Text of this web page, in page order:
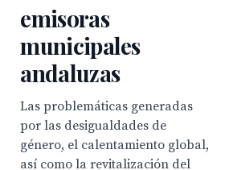
emisoras
municipales
andaluzas
Las problemáticas generadas
por las desigualdades de
género, el calentamiento global,
así como la revitalización del